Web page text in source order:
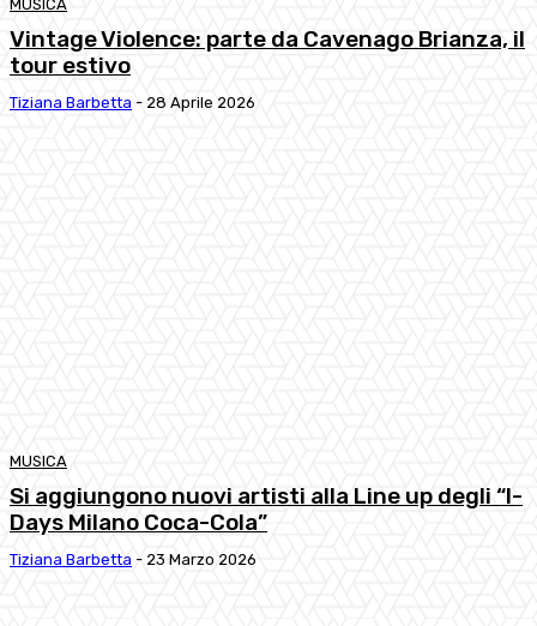
MUSICA
Vintage Violence: parte da Cavenago Brianza, il
tour estivo
Tiziana Barbetta - 28 Aprile 2026
MUSICA
Si aggiungono nuovi artisti alla Line up degli “I-
Days Milano Coca-Cola”
Tiziana Barbetta - 23 Marzo 2026